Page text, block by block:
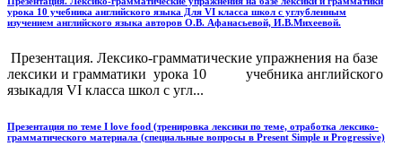
урока 10 учебника английского языка Для VI класса школ с углубленным
изучением английского языка авторов О.В. Афанасьевой, И.В.Михеевой.
Презентация. Лексико-грамматические упражнения на базе
лексики и грамматики урока 10 учебника английского
языкадля VI класса школ с угл...
Презентация по теме I love food (тренировка лексики по теме, отработка лексико-
грамматического материала (специальные вопросы в Present Simple и Progressive)